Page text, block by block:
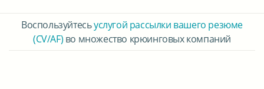
Воспользуйтесьуслугой рассылки вашего резюме
(CV/AF) во множество крюинговых компаний